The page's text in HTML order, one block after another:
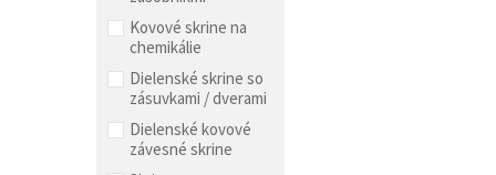
Kovové skrine na
chemikálie
Dielenské skrine so
zásuvkami / dverami
Dielenské kovové
závesné skrine